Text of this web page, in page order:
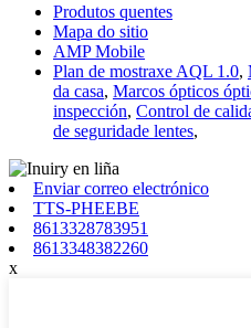
Produtos quentes
Mapa do sitio
AMP Mobile
Plan de mostraxe AQL 1.0,
da casa, Marcos ópticos
inspección, Control de
de seguridade lentes,
Enviar correo electrónico
TTS-PHEEBE
8613328783951
8613348382260
x